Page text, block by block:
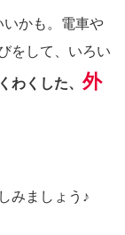
いかも。電車や
をして、いろい
わくした、 外
みましょう♪